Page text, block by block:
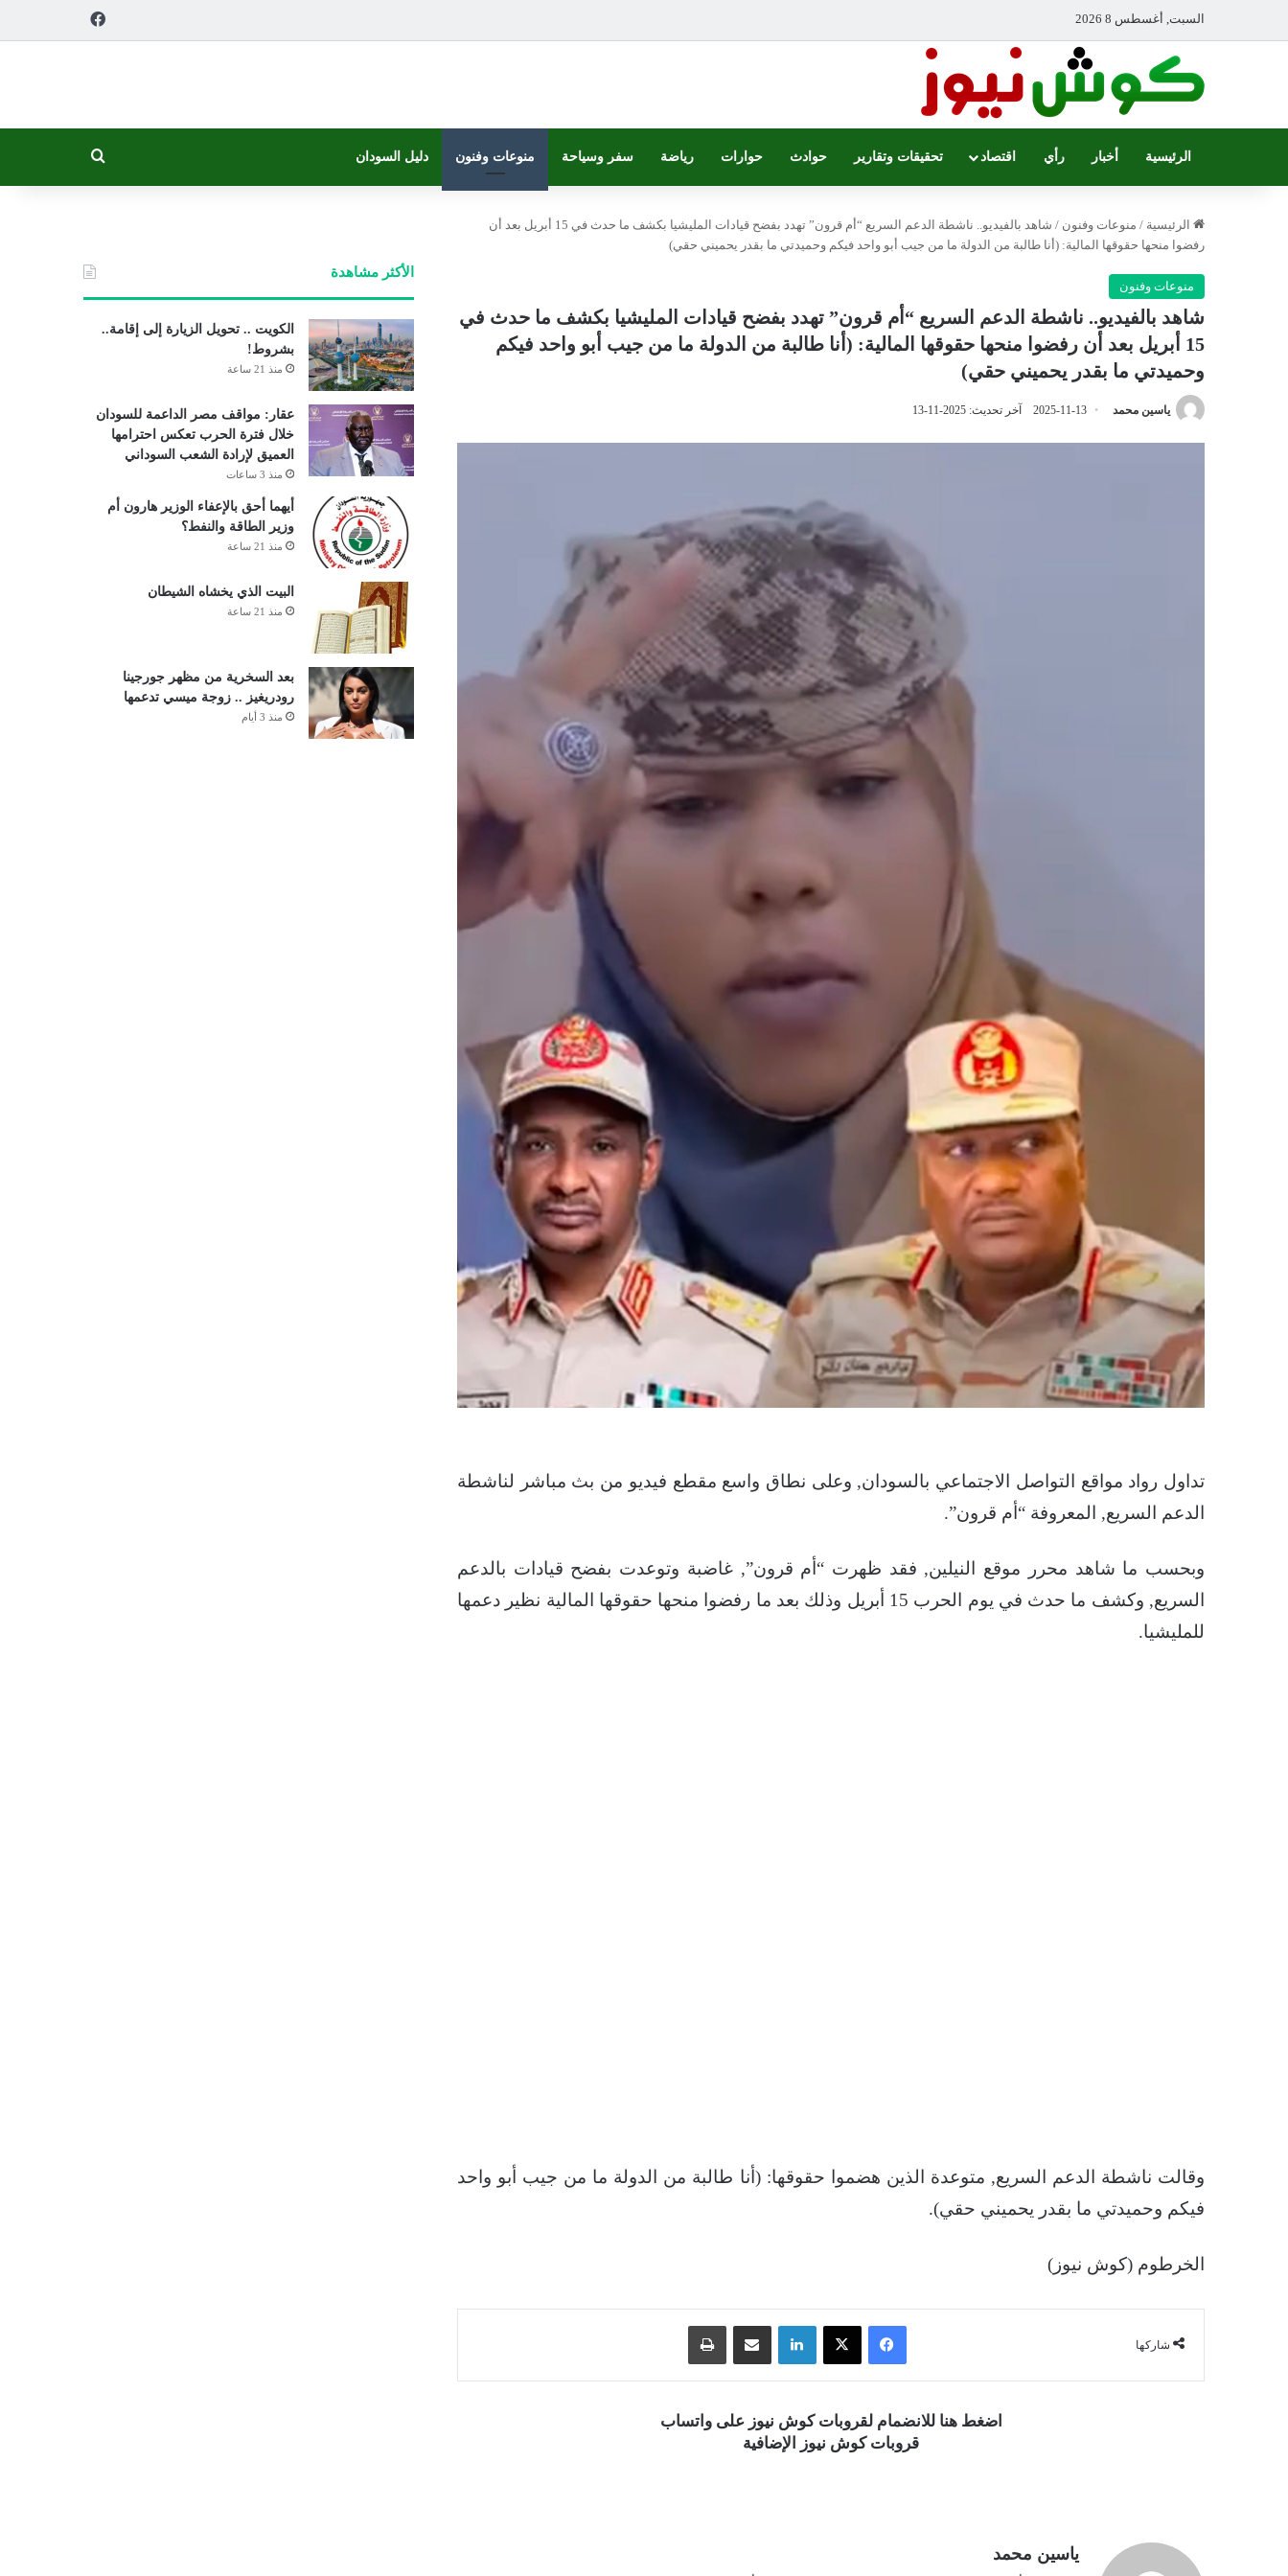
السبت, أغسطس 8 2026
الرئيسية أخبار رأي اقتصاد تحقيقات وتقارير حوادث حوارات رياضة سفر وسياحة منوعات وفنون دليل السودان
الرئيسية / منوعات وفنون /
شاهد بالفيديو.. ناشطة الدعم السريع “أم قرون” تهدد بفضح قيادات المليشيا بكشف ما حدث في 15 أبريل بعد أن
رفضوا منحها حقوقها المالية: (أنا طالبة من الدولة ما من جيب أبو واحد فيكم وحميدتي ما بقدر يحميني حقي)
منوعات وفنون
شاهد بالفيديو.. ناشطة الدعم السريع “أم قرون” تهدد بفضح قيادات المليشيا بكشف ما حدث في
15 أبريل بعد أن رفضوا منحها حقوقها المالية: (أنا طالبة من الدولة ما من جيب أبو واحد فيكم
وحميدتي ما بقدر يحميني حقي)
ياسين محمد 2025-11-13 آخر تحديث: 2025-11-13
تداول رواد مواقع التواصل الاجتماعي بالسودان, وعلى نطاق واسع مقطع فيديو من بث مباشر لناشطة
الدعم السريع, المعروفة “أم قرون”.
وبحسب ما شاهد محرر موقع النيلين, فقد ظهرت “أم قرون”, غاضبة وتوعدت بفضح قيادات بالدعم
السريع, وكشف ما حدث في يوم الحرب 15 أبريل وذلك بعد ما رفضوا منحها حقوقها المالية نظير دعمها
للمليشيا.
وقالت ناشطة الدعم السريع, متوعدة الذين هضموا حقوقها: (أنا طالبة من الدولة ما من جيب أبو واحد
فيكم وحميدتي ما بقدر يحميني حقي).
الخرطوم (كوش نيوز)
شاركها
فيسبوك ‫X لينكدإن مشاركة عبر البريد
اضغط هنا للانضمام لقروبات كوش نيوز على واتساب
قروبات كوش نيوز الإضافية
ياسين محمد
الأكثر مشاهدة
الكويت .. تحويل الزيارة إلى إقامة..
بشروط!
منذ 21 ساعة
عقار: مواقف مصر الداعمة للسودان
خلال فترة الحرب تعكس احترامها
العميق لإرادة الشعب السوداني
منذ 3 ساعات
أيهما أحق بالإعفاء الوزير هارون أم
وزير الطاقة والنفط؟
منذ 21 ساعة
البيت الذي يخشاه الشيطان
منذ 21 ساعة
بعد السخرية من مظهر جورجينا
رودريغيز .. زوجة ميسي تدعمها
منذ 3 أيام